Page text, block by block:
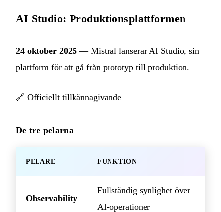
AI Studio: Produktionsplattformen
24 oktober 2025 — Mistral lanserar AI Studio, sin
plattform för att gå från prototyp till produktion.
🔗 Officiellt tillkännagivande
De tre pelarna
PELARE FUNKTION
Observability
Fullständig synlighet över
AI-operationer